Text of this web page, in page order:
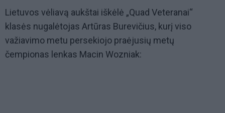
Lietuvos vėliavą aukštai iškėlė „Quad Veteranai“
klasės nugalėtojas Artūras Burevičius, kurį viso
važiavimo metu persekiojo praėjusių metų
čempionas lenkas Macin Wozniak: